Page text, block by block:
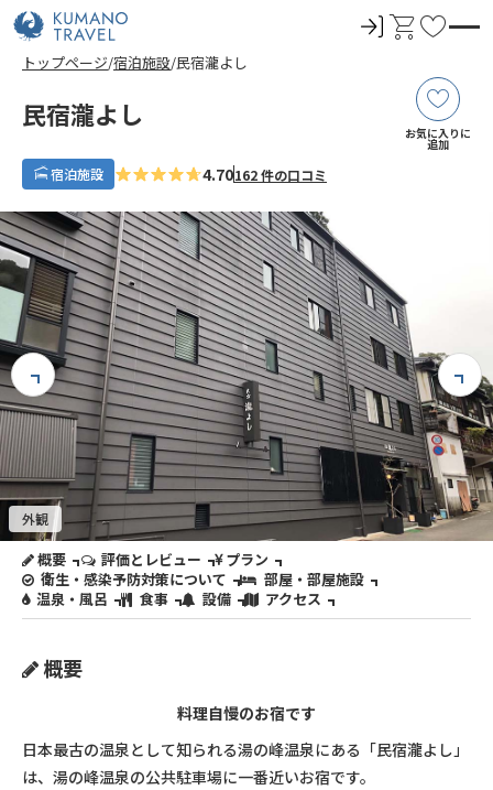
ロ カ お
に
入
り
トップページ 宿泊施設 民宿瀧よし
民宿瀧よし
お気に入りに
追加
宿泊施設 4.70162 件の口コミ
外観
概要 評価とレビュー
プラン
衛生・感染予防対策について
部屋・部屋施設
温泉・風呂
食事 設備 アクセス
概要
料理自慢のお宿です
日本最古の温泉として知られる湯の峰温泉にある「民宿瀧よし」
は、湯の峰温泉の公共駐車場に一番近いお宿です。